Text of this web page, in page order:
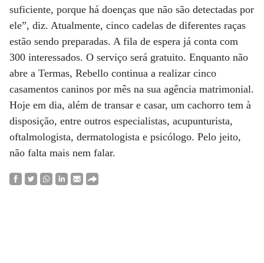
suficiente, porque há doenças que não são detectadas por
ele”, diz. Atualmente, cinco cadelas de diferentes raças
estão sendo preparadas. A fila de espera já conta com
300 interessados. O serviço será gratuito. Enquanto não
abre a Termas, Rebello continua a realizar cinco
casamentos caninos por mês na sua agência matrimonial.
Hoje em dia, além de transar e casar, um cachorro tem à
disposição, entre outros especialistas, acupunturista,
oftalmologista, dermatologista e psicólogo. Pelo jeito,
não falta mais nem falar.